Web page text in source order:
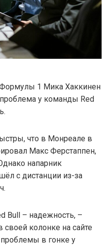
1 Мика Хаккинен
проблема у команды Red
что в Монреале в
Макс Ферстаппен,
напарник
с дистанции из-за
Bull – надежность, –
своей колонке на сайте
в гонке у